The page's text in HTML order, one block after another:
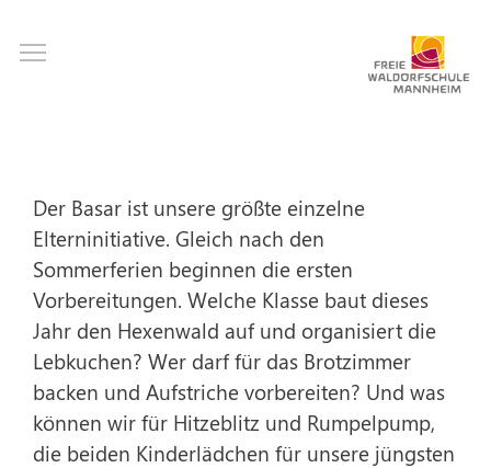
Der Basar ist unsere größte einzelne
Elterninitiative. Gleich nach den
Sommerferien beginnen die ersten
Vorbereitungen. Welche Klasse baut dieses
Jahr den Hexenwald auf und organisiert die
Lebkuchen? Wer darf für das Brotzimmer
backen und Aufstriche vorbereiten? Und was
können wir für Hitzeblitz und Rumpelpump,
die beiden Kinderlädchen für unsere jüngsten